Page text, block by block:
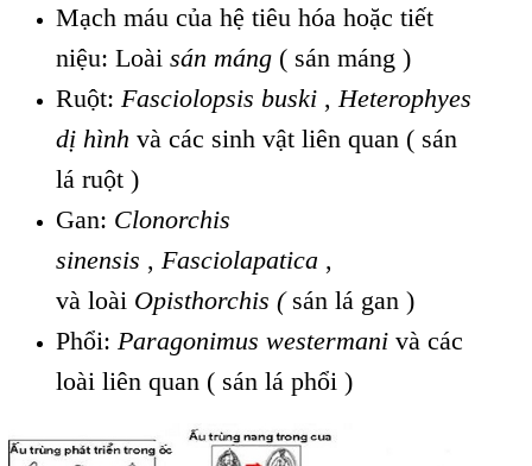
Mạch máu của hệ tiêu hóa hoặc tiết
niệu: Loài sán máng( sán máng )
Ruột: Fasciolopsis buski,Heterophyes
dị hình và các sinh vật liên quan ( sán
lá ruột )
Gan: Clonorchis
sinensis , Fasciolapatica ,
và loài Opisthorchis ( sán lá gan )
Phổi: Paragonimus westermanivà các
loài liên quan ( sán lá phổi )